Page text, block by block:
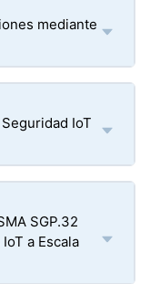
mediante
IoT
SGP.32
a Escala